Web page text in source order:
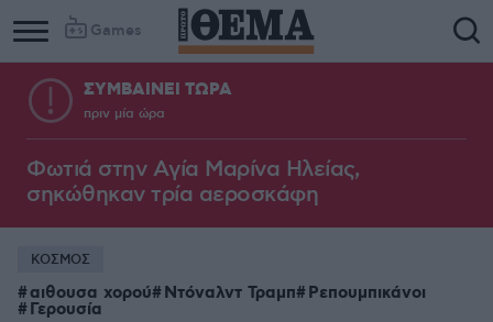
Games
ΣΥΜΒΑΙΝΕΙ ΤΩΡΑ
πριν μία ώρα
Φωτιά στην Aγία Μαρίνα Ηλείας,
σηκώθηκαν τρία αεροσκάφη
ΚΟΣΜΟΣ
αιθουσα χορού Ντόναλντ Τραμπ Ρεπουμπικάνοι
Γερουσία